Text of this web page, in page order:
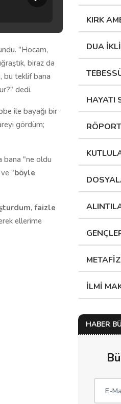
"Hocam,
biraz da
bu teklif bana
dedi.
ile bayağı bir
gördüm;
bana "ne oldu
"böyle
faizle
ellerime
KIRK
DUA
HAYATI
İLMİ
HABER